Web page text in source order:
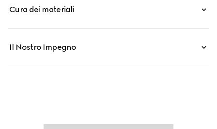
Cura dei materiali
Il Nostro Impegno